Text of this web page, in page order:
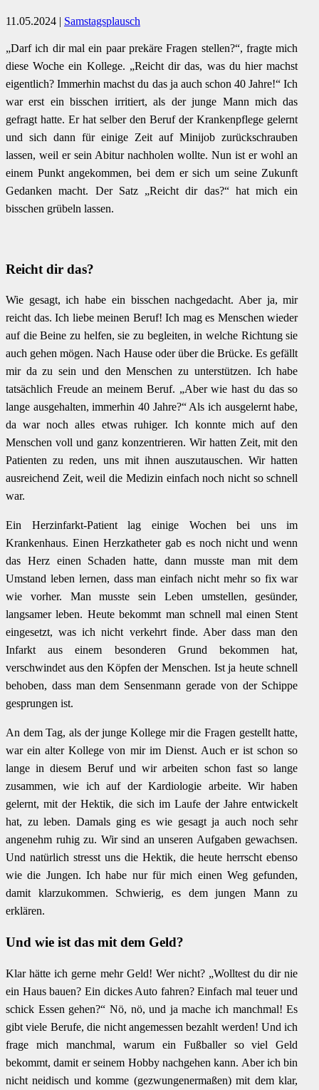
11.05.2024 | Samstagsplausch
„Darf ich dir mal ein paar prekäre Fragen stellen?“, fragte mich
diese Woche ein Kollege. „Reicht dir das, was du hier machst
eigentlich? Immerhin machst du das ja auch schon 40 Jahre!“ Ich
war erst ein bisschen irritiert, als der junge Mann mich das
gefragt hatte. Er hat selber den Beruf der Krankenpflege gelernt
und sich dann für einige Zeit auf Minijob zurückschrauben
lassen, weil er sein Abitur nachholen wollte. Nun ist er wohl an
einem Punkt angekommen, bei dem er sich um seine Zukunft
Gedanken macht. Der Satz „Reicht dir das?“ hat mich ein
bisschen grübeln lassen.
Reicht dir das?
Wie gesagt, ich habe ein bisschen nachgedacht. Aber ja, mir
reicht das. Ich liebe meinen Beruf! Ich mag es Menschen wieder
auf die Beine zu helfen, sie zu begleiten, in welche Richtung sie
auch gehen mögen. Nach Hause oder über die Brücke. Es gefällt
mir da zu sein und den Menschen zu unterstützen. Ich habe
tatsächlich Freude an meinem Beruf. „Aber wie hast du das so
lange ausgehalten, immerhin 40 Jahre?“ Als ich ausgelernt habe,
da war noch alles etwas ruhiger. Ich konnte mich auf den
Menschen voll und ganz konzentrieren. Wir hatten Zeit, mit den
Patienten zu reden, uns mit ihnen auszutauschen. Wir hatten
ausreichend Zeit, weil die Medizin einfach noch nicht so schnell
war.
Ein Herzinfarkt-Patient lag einige Wochen bei uns im
Krankenhaus. Einen Herzkatheter gab es noch nicht und wenn
das Herz einen Schaden hatte, dann musste man mit dem
Umstand leben lernen, dass man einfach nicht mehr so fix war
wie vorher. Man musste sein Leben umstellen, gesünder,
langsamer leben. Heute bekommt man schnell mal einen Stent
eingesetzt, was ich nicht verkehrt finde. Aber dass man den
Infarkt aus einem besonderen Grund bekommen hat,
verschwindet aus den Köpfen der Menschen. Ist ja heute schnell
behoben, dass man dem Sensenmann gerade von der Schippe
gesprungen ist.
An dem Tag, als der junge Kollege mir die Fragen gestellt hatte,
war ein alter Kollege von mir im Dienst. Auch er ist schon so
lange in diesem Beruf und wir arbeiten schon fast so lange
zusammen, wie ich auf der Kardiologie arbeite. Wir haben
gelernt, mit der Hektik, die sich im Laufe der Jahre entwickelt
hat, zu leben. Damals ging es wie gesagt ja auch noch sehr
angenehm ruhig zu. Wir sind an unseren Aufgaben gewachsen.
Und natürlich stresst uns die Hektik, die heute herrscht ebenso
wie die Jungen. Ich habe nur für mich einen Weg gefunden,
damit klarzukommen. Schwierig, es dem jungen Mann zu
erklären.
Und wie ist das mit dem Geld?
Klar hätte ich gerne mehr Geld! Wer nicht? „Wolltest du dir nie
ein Haus bauen? Ein dickes Auto fahren? Einfach mal teuer und
schick Essen gehen?“ Nö, nö, und ja mache ich manchmal! Es
gibt viele Berufe, die nicht angemessen bezahlt werden! Und ich
frage mich manchmal, warum ein Fußballer so viel Geld
bekommt, damit er seinem Hobby nachgehen kann. Aber ich bin
nicht neidisch und komme (gezwungenermaßen) mit dem klar,